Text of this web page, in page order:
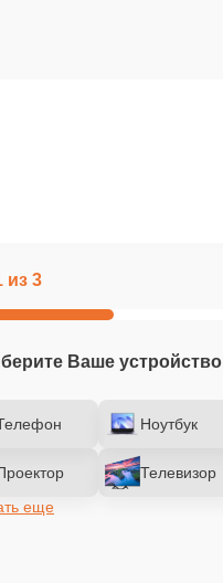
из 3
Ваше устройство
Ноутбук
Телевизор
еще